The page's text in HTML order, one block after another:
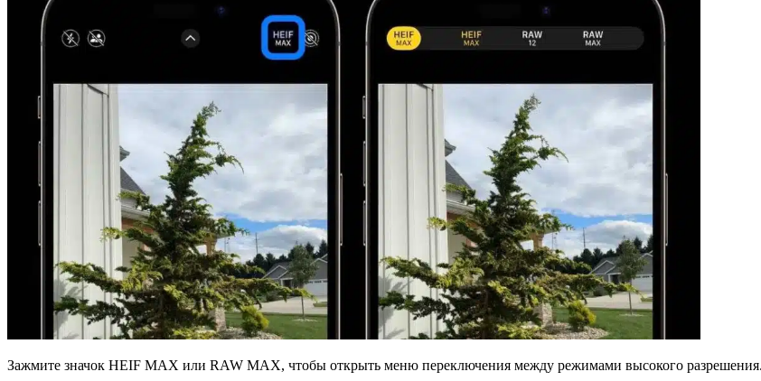
Зажмите значок HEIF MAX или RAW MAX, чтобы открыть меню переключения между режимами высокого разрешения.